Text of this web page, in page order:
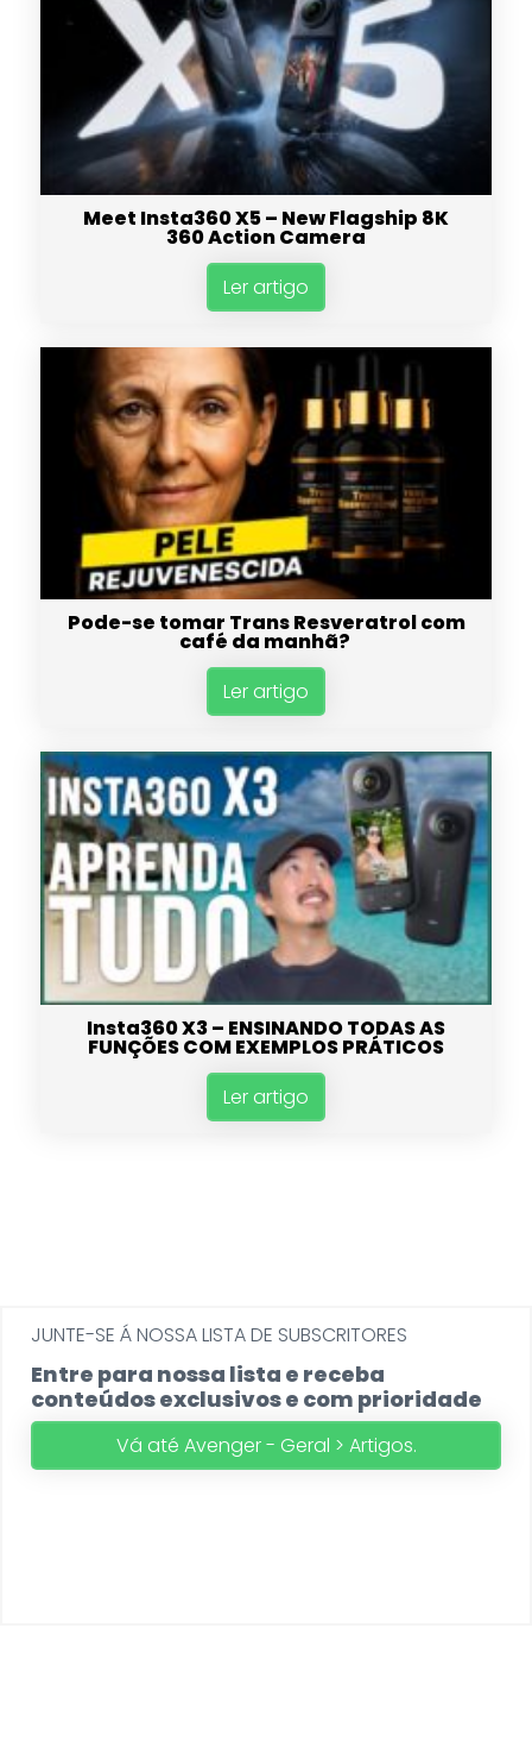
Meet Insta360 X5 – New Flagship 8K
360 Action Camera
Ler artigo
Pode-se tomar Trans Resveratrol com
café da manhã?
Ler artigo
Insta360 X3 – ENSINANDO TODAS AS
FUNÇÕES COM EXEMPLOS PRÁTICOS
Ler artigo
JUNTE-SE Á NOSSA LISTA DE SUBSCRITORES
Entre para nossa lista e receba
conteúdos exclusivos e com prioridade
Vá até Avenger - Geral > Artigos.